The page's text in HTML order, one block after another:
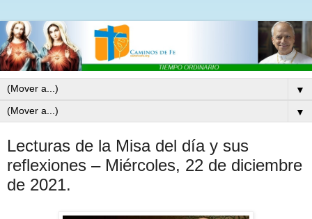
▼
▼
Lecturas de la Misa del día y sus
reflexiones – Miércoles, 22 de diciembre
de 2021.